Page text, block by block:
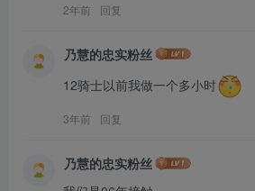
2年前 回复
乃慧的忠实粉丝
12骑士以前我做一个多小时
3年前 回复
乃慧的忠实粉丝